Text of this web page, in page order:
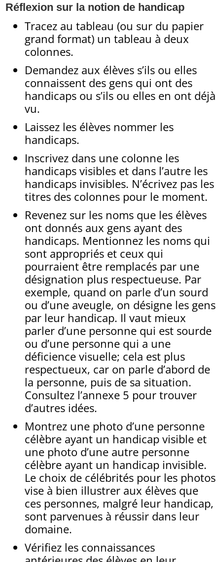
Réflexion sur la notion de handicap
Tracez au tableau (ou sur du papier
grand format) un tableau à deux
colonnes.
Demandez aux élèves s’ils ou elles
connaissent des gens qui ont des
handicaps ou s’ils ou elles en ont déjà
vu.
Laissez les élèves nommer les
handicaps.
Inscrivez dans une colonne les
handicaps visibles et dans l’autre les
handicaps invisibles. N’écrivez pas les
titres des colonnes pour le moment.
Revenez sur les noms que les élèves
ont donnés aux gens ayant des
handicaps. Mentionnez les noms qui
sont appropriés et ceux qui
pourraient être remplacés par une
désignation plus respectueuse. Par
exemple, quand on parle d’un sourd
ou d’une aveugle, on désigne les gens
par leur handicap. Il vaut mieux
parler d’une personne qui est sourde
ou d’une personne qui a une
déficience visuelle; cela est plus
respectueux, car on parle d’abord de
la personne, puis de sa situation.
Consultez l’annexe 5 pour trouver
d’autres idées.
Montrez une photo d’une personne
célèbre ayant un handicap visible et
une photo d’une autre personne
célèbre ayant un handicap invisible.
Le choix de célébrités pour les photos
vise à bien illustrer aux élèves que
ces personnes, malgré leur handicap,
sont parvenues à réussir dans leur
domaine.
Vérifiez les connaissances